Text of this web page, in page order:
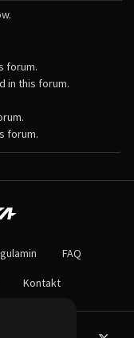
forum.
in this forum.
forum.
Znajdziesz u nas
Czekamy na ciebie!
FAQ
Kontakt